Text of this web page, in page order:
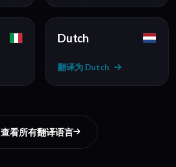
Dutch
翻译为 Dutch
查看所有翻译语言